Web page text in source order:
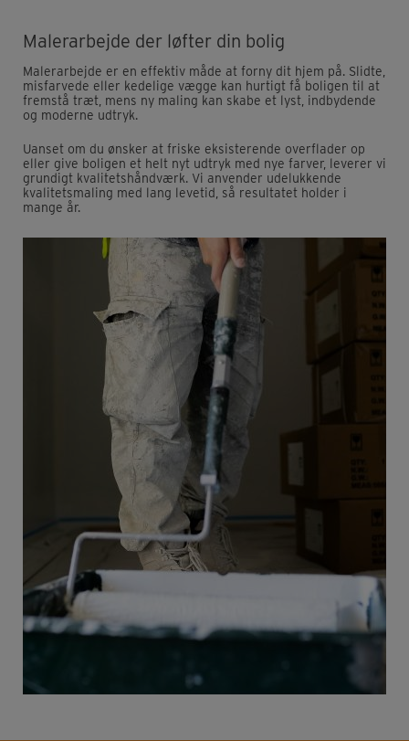
Malerarbejde der løfter din bolig
Malerarbejde er en effektiv måde at forny dit hjem på. Slidte,
misfarvede eller kedelige vægge kan hurtigt få boligen til at
fremstå træt, mens ny maling kan skabe et lyst, indbydende
og moderne udtryk.
Uanset om du ønsker at friske eksisterende overflader op
eller give boligen et helt nyt udtryk med nye farver, leverer vi
grundigt kvalitetshåndværk. Vi anvender udelukkende
kvalitetsmaling med lang levetid, så resultatet holder i
mange år.